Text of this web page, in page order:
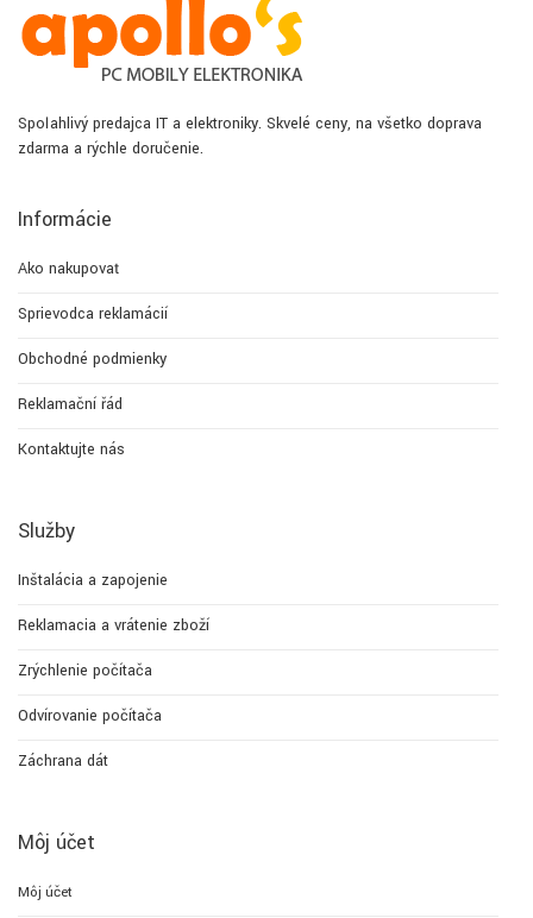
Spoľahlivý predajca IT a elektroniky. Skvelé ceny, na všetko doprava
zdarma a rýchle doručenie.
Informácie
Ako nakupovať
Sprievodca reklamácií
Obchodné podmienky
Reklamační řád
Kontaktujte nás
Služby
Inštalácia a zapojenie
Reklamacia a vrátenie zboží
Zrýchlenie počítača
Odvírovanie počítača
Záchrana dát
Môj účet
Môj účet